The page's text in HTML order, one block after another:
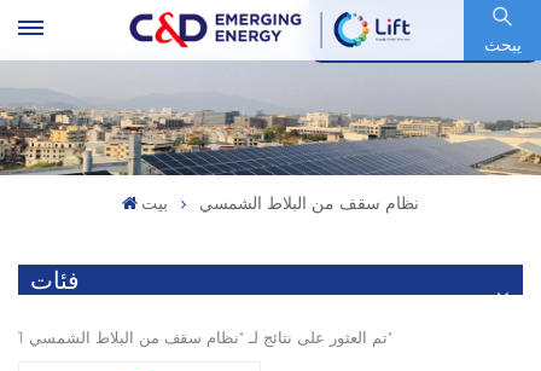
يبحث
رمز السهم : 600153.SH
بيت نظام سقف من البلاط الشمسي
فئات
1 تم العثور على نتائج لـ "نظام سقف من البلاط الشمسي"